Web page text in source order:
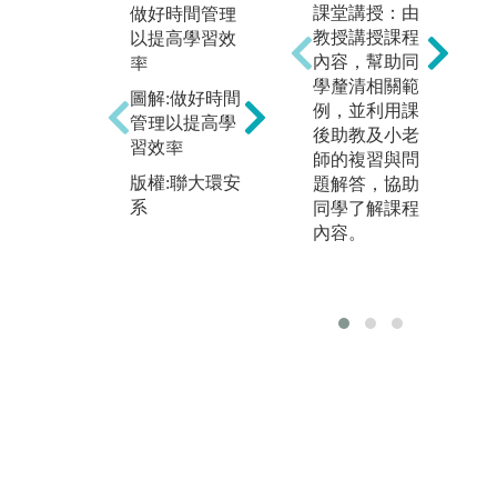
做好時間管理
以提高學習效
率
圖解:做好時間
管理以提高學
習效率
版權:聯大環安
系
熟習基礎學科
的學習
本系的基礎學
科包含數學、
化學、物理和
生物，熟悉基
礎學科及進入
本係後學習進
階學科，可應
理、廢棄物管
課堂講授：由
教授講授課程
內容，幫助同
學釐清相關範
例，並利用課
後助教及小老
師的複習與問
題解答，協助
同學了解課程
內容。